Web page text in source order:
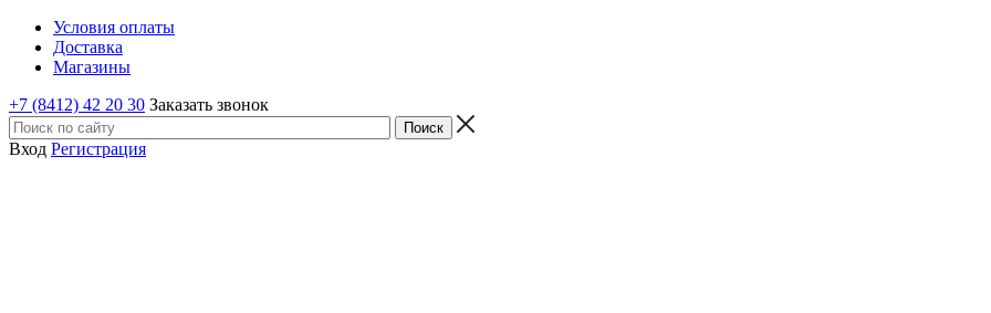
Условия оплаты
Доставка
Магазины
+7 (8412) 42 20 30 Заказать звонок
Вход Регистрация